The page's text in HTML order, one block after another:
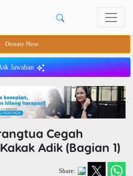
Donate Now
Jawaban
Cegah
Adik (Bagian 1)
Share: